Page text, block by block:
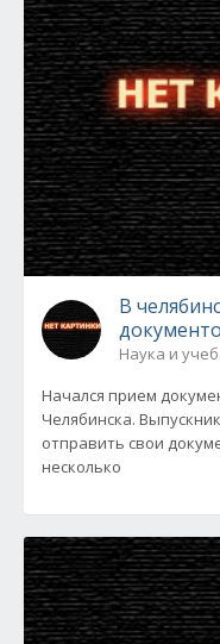
В
Наука и
Начался прием
Челябинска.
отправить свои
несколько